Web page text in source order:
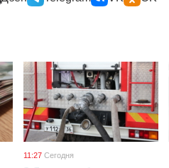
11:27 Сегодня